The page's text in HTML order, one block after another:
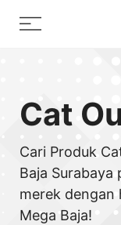
Menu
Cat
Cari Produk
Baja Surabaya
merek dengan
Mega Baja!